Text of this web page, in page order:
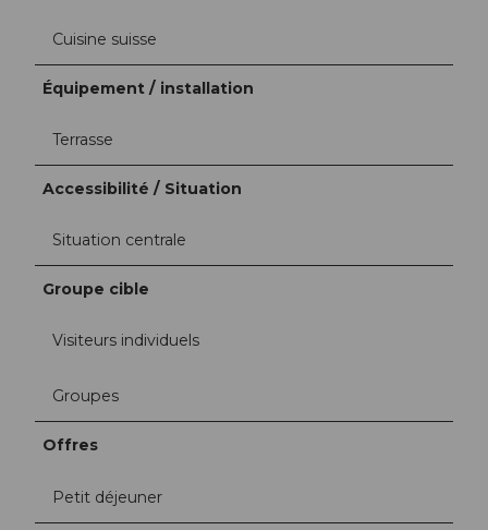
Cuisine suisse
Équipement / installation
Terrasse
Accessibilité / Situation
Situation centrale
Groupe cible
Visiteurs individuels
Groupes
Offres
Petit déjeuner